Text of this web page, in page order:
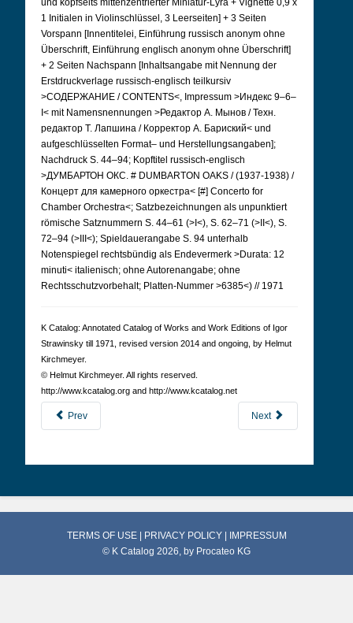
und kopfseits mittenzentrierter Miniatur-Lyra + Vignette 0,9 x
1 Initialen in Violinschlüssel, 3 Leerseiten] + 3 Seiten
Vorspann [Innentitelei, Einführung russisch anonym ohne
Überschrift, Einführung englisch anonym ohne Überschrift]
+ 2 Seiten Nachspann [Inhaltsangabe mit Nennung der
Erstdruckverlage russisch-englisch teilkursiv
>СОДЕРЖАНИЕ / CONTENTS<, Impressum >Индекс 9–6–
I< mit Namensnennungen >Редактор А. Мынов / Техн.
редактор Т. Лапшина / Корректор А. Бариский< und
aufgeschlüsselten Format– und Herstellungsangaben];
Nachdruck S. 44–94; Kopftitel russisch-englisch
>ДУМБАРТОН ОКС. # DUMBARTON OAKS / (1937-1938) /
Концерт для камерного оркестра< [#] Concerto for
Chamber Orchestra<; Satzbezeichnungen als unpunktiert
römische Satznummern S. 44–61 (>I<), S. 62–71 (>II<), S.
72–94 (>III<); Spieldauerangabe S. 94 unterhalb
Notenspiegel rechtsbündig als Endevermerk >Durata: 12
minuti< italienisch; ohne Autorenangabe; ohne
Rechtsschutzvorbehalt; Platten-Nummer >6385<) // 1971
K Cat­a­log: Anno­tated Cat­a­log of Works and Work Edi­tions of Igor
Straw­in­sky till 1971, revised version 2014 and ongoing, by Hel­mut
Kirch­meyer.
© Hel­mut Kirch­meyer. All rights reserved.
http://www.kcatalog.org and http://www.kcatalog.net
Prev Next
TERMS OF USE PRIVACY POLICY
IMPRESSUM
© K Catalog 2026, by Procateo KG